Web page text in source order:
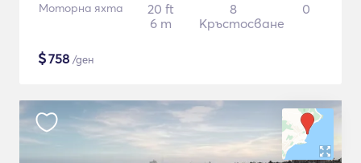
Моторна яхта
20 ft
6 m
8
Кръстосване
0
$758 /ден